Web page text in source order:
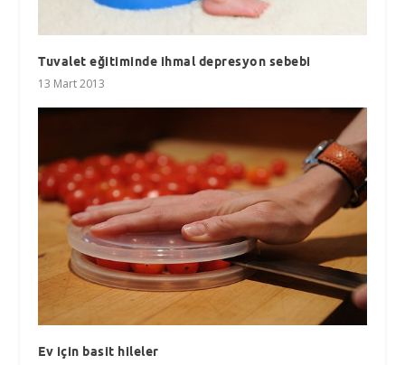
Tuvalet eğitiminde ihmal depresyon sebebi
13 Mart 2013
Ev için basit hileler